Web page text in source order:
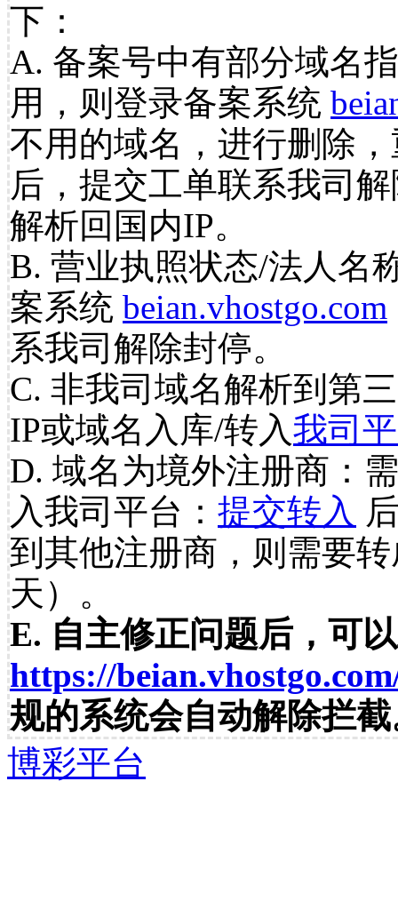
下：
A. 备案号中有部分域名
用，则登录备案系统
不用的域名，进行删除
后，提交工单联系我司
解析回国内IP。
B. 营业执照状态/法人名
案系统 beian.vhostgo.com
系我司解除封停。
C. 非我司域名解析到第
IP或域名入库/转入我司
D. 域名为境外注册商：
入我司平台： 提交转入
到其他注册商，则需要
天）。
E. 自主修正问题后，可
https://
规的系统会自动解除拦
博彩平台